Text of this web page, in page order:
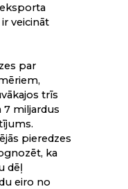
veicināt
par
trīs
7 miljardus
pieredzes
ka
dēļ
eiro no